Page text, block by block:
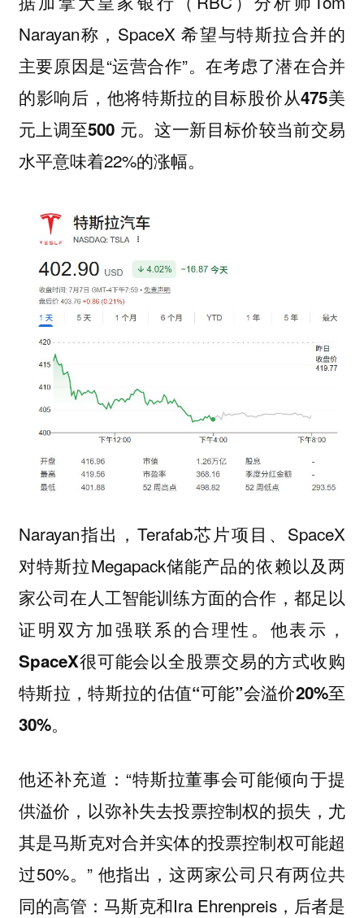
Narayan称，SpaceX 希望与特斯拉合并的
主要原因是“运营合作”。在考虑了潜在合并
的影响后，他将特斯拉的目标股价从475美
元上调至500 元。这一新目标价较当前交易
水平意味着22%的涨幅。
Narayan指出，Terafab芯片项目、SpaceX
对特斯拉Megapack储能产品的依赖以及两
家公司在人工智能训练方面的合作，都足以
证明双方加强联系的合理性。 他表示，
SpaceX很可能会以全股票交易的方式收购
特斯拉，特斯拉的估值“可能”会溢价20%至
30%。
他还补充道：“特斯拉董事会可能倾向于提
供溢价，以弥补失去投票控制权的损失，尤
其是马斯克对合并实体的投票控制权可能超
过50%。” 他指出，这两家公司只有两位共
同的高管：马斯克和Ira Ehrenpreis，后者是